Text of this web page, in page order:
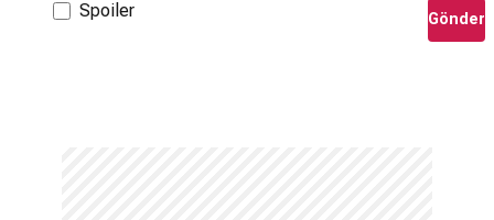
Spoiler Gönder